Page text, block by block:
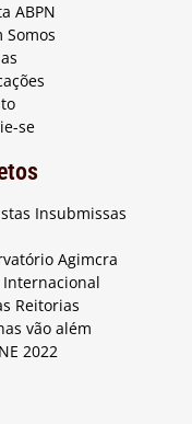
ABPN
Somos
se
Insubmissas
Agimcra
Internacional
Reitorias
vão além
2022